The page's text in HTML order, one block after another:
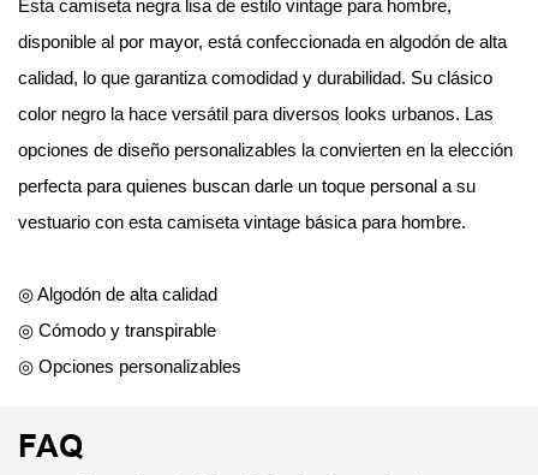
Esta camiseta negra lisa de estilo vintage para hombre,
disponible al por mayor, está confeccionada en algodón de alta
calidad, lo que garantiza comodidad y durabilidad. Su clásico
color negro la hace versátil para diversos looks urbanos. Las
opciones de diseño personalizables la convierten en la elección
perfecta para quienes buscan darle un toque personal a su
vestuario con esta camiseta vintage básica para hombre.
◎ Algodón de alta calidad
◎ Cómodo y transpirable
◎ Opciones personalizables
FAQ